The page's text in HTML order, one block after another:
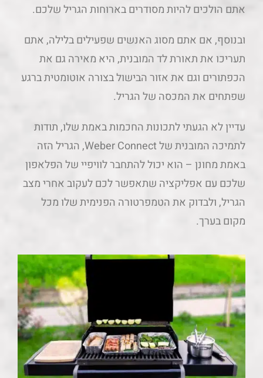
אתם הולכים להיות מסודרים בארוחות הגריל שלכם.
ובנוסף, אם אתם מסוג האנשים שפעילים בלילה, אתם
תעריכו את תאורת לד המובנית, היא מאירה גם את
הכפתורים וגם את אזור הבישול בצורה אוטומטית ברגע
שפתחים את המכסה של הגריל.
עדיין לא הגעתי לתכונות החכמות באמת שלו, תודות
לתמיכה המובנית של Weber Connect, הגריל הזה
באמת מחונן – הוא יכול להתחבר לוויפיי של הפלאפון
שלכם עם אפליקציה שתאפשר לכם לעקוב אחרי מצב
הגריל, ולבדוק את הטמפרטורה הפנימית שלו מכל
מקום בערך.